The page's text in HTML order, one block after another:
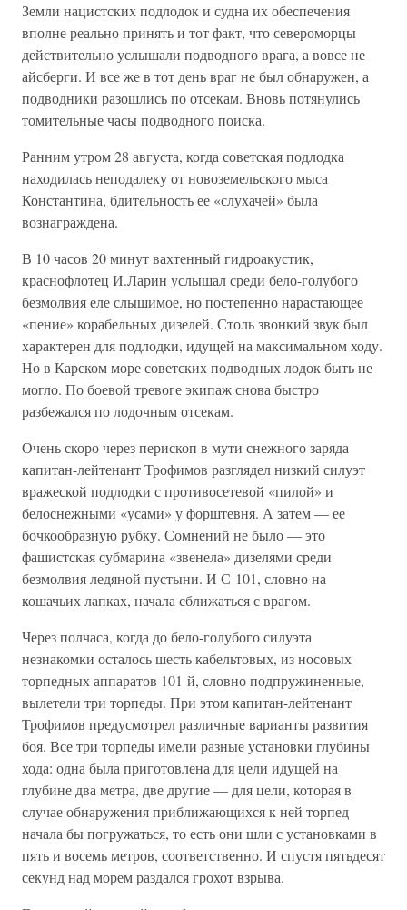
Земли нацистских подлодок и судна их обеспечения
вполне реально принять и тот факт, что североморцы
действительно услышали подводного врага, а вовсе не
айсберги. И все же в тот день враг не был обнаружен, а
подводники разошлись по отсекам. Вновь потянулись
томительные часы подводного поиска.
Ранним утром 28 августа, когда советская подлодка
находилась неподалеку от новоземельского мыса
Константина, бдительность ее «слухачей» была
вознаграждена.
В 10 часов 20 минут вахтенный гидроакустик,
краснофлотец И.Ларин услышал среди бело-голубого
безмолвия еле слышимое, но постепенно нарастающее
«пение» корабельных дизелей. Столь звонкий звук был
характерен для подлодки, идущей на максимальном ходу.
Но в Карском море советских подводных лодок быть не
могло. По боевой тревоге экипаж снова быстро
разбежался по лодочным отсекам.
Очень скоро через перископ в мути снежного заряда
капитан-лейтенант Трофимов разглядел низкий силуэт
вражеской подлодки с противосетевой «пилой» и
белоснежными «усами» у форштевня. А затем — ее
бочкообразную рубку. Сомнений не было — это
фашистская субмарина «звенела» дизелями среди
безмолвия ледяной пустыни. И С-101, словно на
кошачьих лапках, начала сближаться с врагом.
Через полчаса, когда до бело-голубого силуэта
незнакомки осталось шесть кабельтовых, из носовых
торпедных аппаратов 101-й, словно подпружиненные,
вылетели три торпеды. При этом капитан-лейтенант
Трофимов предусмотрел различные варианты развития
боя. Все три торпеды имели разные установки глубины
хода: одна была приготовлена для цели идущей на
глубине два метра, две другие — для цели, которая в
случае обнаружения приближающихся к ней торпед
начала бы погружаться, то есть они шли с установками в
пять и восемь метров, соответственно. И спустя пятьдесят
секунд над морем раздался грохот взрыва.